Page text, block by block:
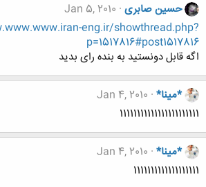
حسین صابری Jan 5, 2010
eng.ir/showthread.php?
p=1517816#post1517816
اگه قابل دونستید به بنده رای بدید
*مینا* Jan 4, 2010
11111111111111111111111
*مینا* Jan 4, 2010
1111111111111111111